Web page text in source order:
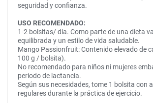
seguridad y confianza.
USO RECOMENDADO:
1-2 bolsitas/ día. Como parte de una dieta
equilibrada y un estilo de vida saludable.
Mango Passionfruit: Contenido elevado de
100 g / bolsita).
No recomendado para niños ni mujeres
período de lactancia.
Según sus necesidades, tome 1 bolsita con
regulares durante la práctica de ejercicio.